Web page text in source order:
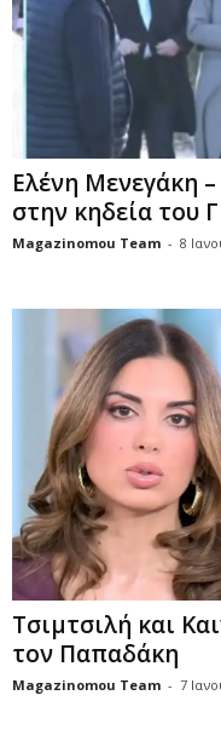
Ελένη Μενεγάκη
στην κηδεία του
Magazinomou Team - 8
Τσιμτσιλή και
τον Παπαδάκη
Magazinomou Team - 7